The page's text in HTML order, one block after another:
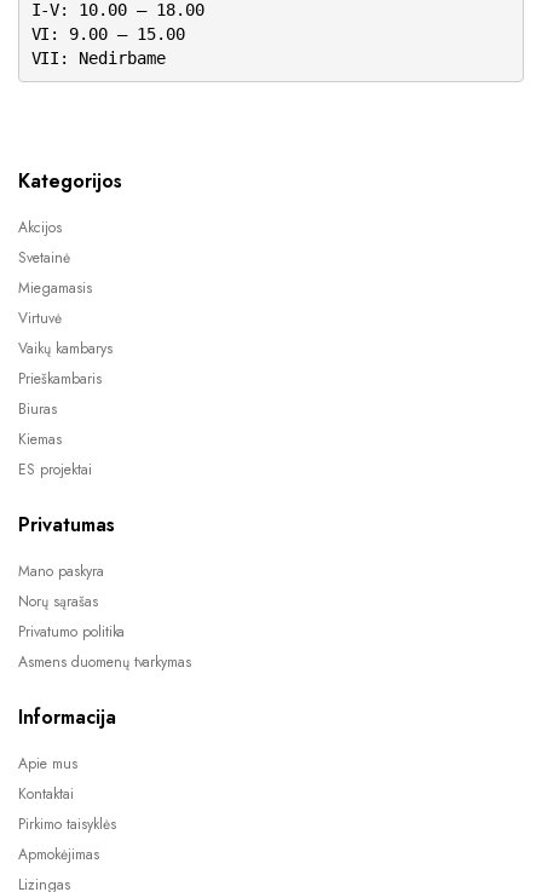
I-V: 10.00 – 18.00
VI: 9.00 – 15.00
VII: Nedirbame
Kategorijos
Akcijos
Svetainė
Miegamasis
Virtuvė
Vaikų kambarys
Prieškambaris
Biuras
Kiemas
ES projektai
Privatumas
Mano paskyra
Norų sąrašas
Privatumo politika
Asmens duomenų tvarkymas
Informacija
Apie mus
Kontaktai
Pirkimo taisyklės
Apmokėjimas
Lizingas